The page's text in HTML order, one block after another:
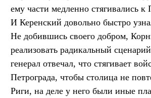
ему части медленно стягивались к
И Керенский довольно быстро
Не добившись своего добром,
реализовать радикальный
генерал отвечал, что стягивает
Петрограда, чтобы столица не
Риги, на деле у него были иные